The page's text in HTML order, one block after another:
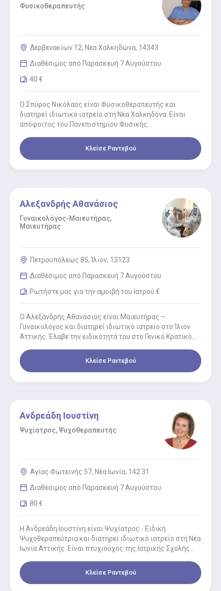
Φυσικοθεραπευτής
Δερβενακίων 12, Νεα Χαλκηδώνα, 14343
Διαθέσιμος από Παρασκευή 7 Αυγούστου
40 €
Ο Σπύρος Νικόλαος είναι Φυσικοθεραπευτής και
διατηρεί ιδιωτικό ιατρείο στη Νέα Χαλκηδόνα. Είναι
απόφοιτος του Πανεπιστημίου Φυσικής
Κινησιοθεραπεία και…
Κλείσε Ραντεβού
Αλεξανδρής Αθανάσιος
Γυναικολόγος-Μαιευτήρας,
Μαιευτήρας
Πετρουπόλεως 85, Ίλιον, 13123
Διαθέσιμος από Παρασκευή 7 Αυγούστου
Ρωτήστε μας για την αμοιβή του Ιατρού €
Ο Αλεξανδρής Αθανάσιος είναι Μαιευτήρας –
Γυναικολόγος και διατηρεί ιδιωτικό ιατρείο στο Ίλιον
Αττικής. Έλαβε την ειδικότητά του στο Γενικό Κρατικό
Κλείσε Ραντεβού
Ανδρεάδη Ιουστίνη
Ψυχίατρος, Ψυχοθεραπευτής
Αγίας Φωτεινής 57, Νέα Ιωνία, 142 31
Διαθέσιμος από Παρασκευή 7 Αυγούστου
80 €
Η Ανδρεάδη Ιουστίνη είναι Ψυχίατρος - Ειδική
Ψυχοθεραπεύτρια και διατηρεί ιδιωτικό ιατρείο στη Νέα
Ιωνία Αττικής. Είναι πτυχιούχος της Ιατρικής Σχολής
Κλείσε Ραντεβού